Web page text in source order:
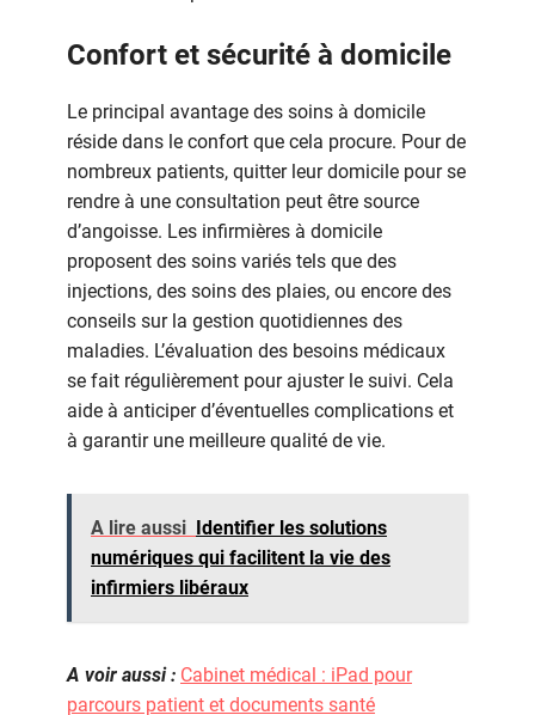
Confort et sécurité à domicile
Le principal avantage des soins à domicile
réside dans le confort que cela procure. Pour de
nombreux patients, quitter leur domicile pour se
rendre à une consultation peut être source
d’angoisse. Les infirmières à domicile
proposent des soins variés tels que des
injections, des soins des plaies, ou encore des
conseils sur la gestion quotidiennes des
maladies. L’évaluation des besoins médicaux
se fait régulièrement pour ajuster le suivi. Cela
aide à anticiper d’éventuelles complications et
à garantir une meilleure qualité de vie.
A lire aussi Identifier les solutions
numériques qui facilitent la vie des
infirmiers libéraux
A voir aussi : Cabinet médical : iPad pour
parcours patient et documents santé